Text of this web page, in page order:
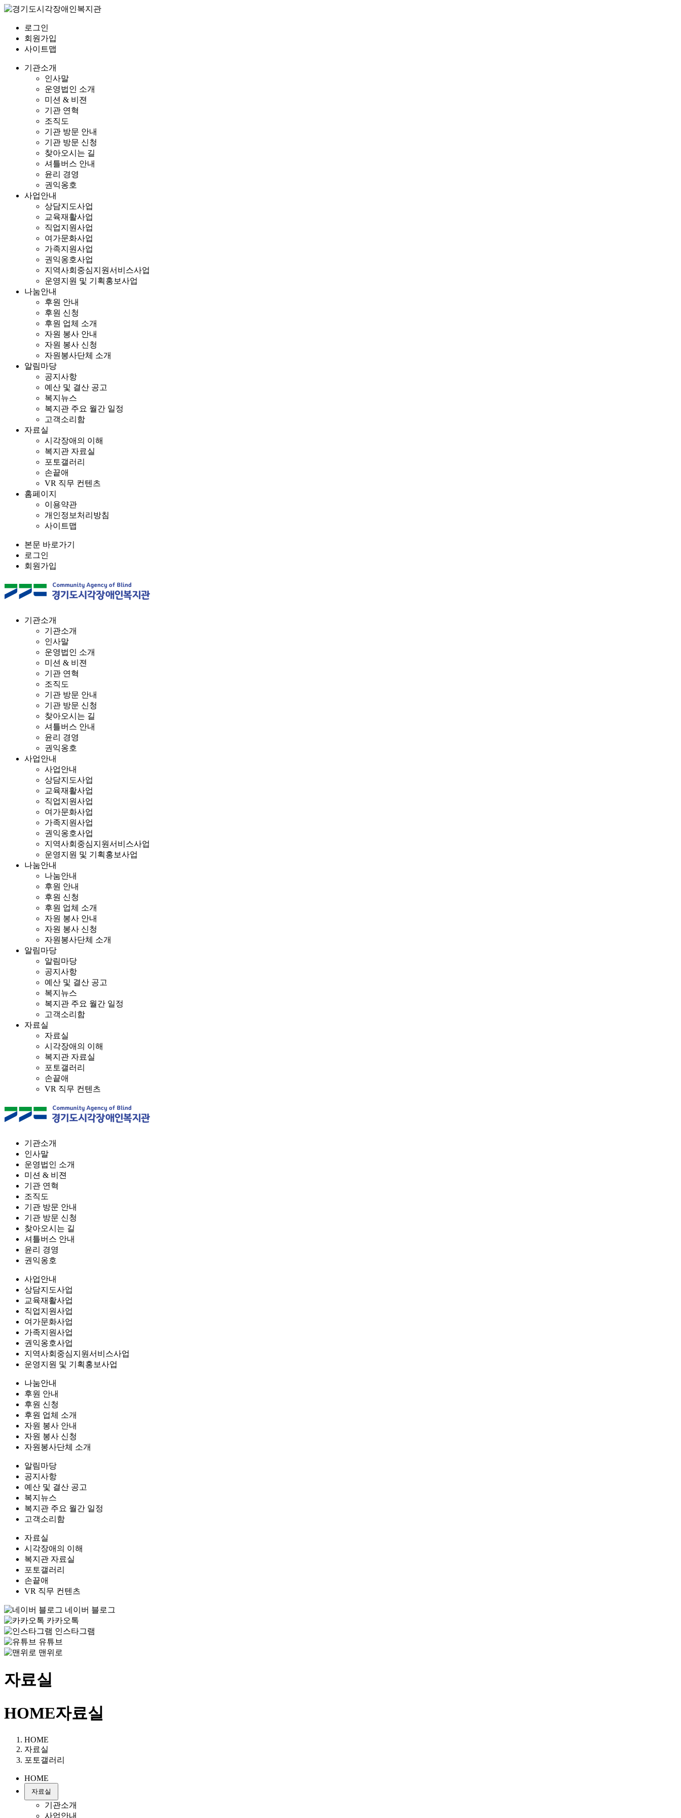
로그인
회원가입
사이트맵
기관소개
인사말
운영법인 소개
미션 & 비젼
기관 연혁
조직도
기관 방문 안내
기관 방문 신청
찾아오시는 길
셔틀버스 안내
윤리 경영
권익옹호
사업안내
상담지도사업
교육재활사업
직업지원사업
여가문화사업
가족지원사업
권익옹호사업
지역사회중심지원서비스사업
운영지원 및 기획홍보사업
나눔안내
후원 안내
후원 신청
후원 업체 소개
자원 봉사 안내
자원 봉사 신청
자원봉사단체 소개
알림마당
공지사항
예산 및 결산 공고
복지뉴스
복지관 주요 월간 일정
고객소리함
자료실
시각장애의 이해
복지관 자료실
포토갤러리
손끝애
VR 직무 컨텐츠
홈페이지
이용약관
개인정보처리방침
사이트맵
본문 바로가기
로그인
회원가입
기관소개
기관소개
인사말
운영법인 소개
미션 & 비젼
기관 연혁
조직도
기관 방문 안내
기관 방문 신청
찾아오시는 길
셔틀버스 안내
윤리 경영
권익옹호
사업안내
사업안내
상담지도사업
교육재활사업
직업지원사업
여가문화사업
가족지원사업
권익옹호사업
지역사회중심지원서비스사업
운영지원 및 기획홍보사업
나눔안내
나눔안내
후원 안내
후원 신청
후원 업체 소개
자원 봉사 안내
자원 봉사 신청
자원봉사단체 소개
알림마당
알림마당
공지사항
예산 및 결산 공고
복지뉴스
복지관 주요 월간 일정
고객소리함
자료실
자료실
시각장애의 이해
복지관 자료실
포토갤러리
손끝애
VR 직무 컨텐츠
기관소개
인사말
운영법인 소개
미션 & 비젼
기관 연혁
조직도
기관 방문 안내
기관 방문 신청
찾아오시는 길
셔틀버스 안내
윤리 경영
권익옹호
사업안내
상담지도사업
교육재활사업
직업지원사업
여가문화사업
가족지원사업
권익옹호사업
지역사회중심지원서비스사업
운영지원 및 기획홍보사업
나눔안내
후원 안내
후원 신청
후원 업체 소개
자원 봉사 안내
자원 봉사 신청
자원봉사단체 소개
알림마당
공지사항
예산 및 결산 공고
복지뉴스
복지관 주요 월간 일정
고객소리함
자료실
시각장애의 이해
복지관 자료실
포토갤러리
손끝애
VR 직무 컨텐츠
네이버 블로그
카카오톡
인스타그램
유튜브
맨위로
자료실
HOME자료실
HOME
자료실
포토갤러리
HOME
자료실
기관소개
사업안내